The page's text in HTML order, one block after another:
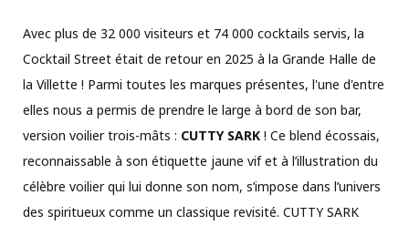
Avec plus de 32 000 visiteurs et 74 000 cocktails servis, la
Cocktail Street était de retour en 2025 à la Grande Halle de
la Villette ! Parmi toutes les marques présentes, l'une d'entre
elles nous a permis de prendre le large à bord de son bar,
version voilier trois-mâts : CUTTY SARK ! Ce blend écossais,
reconnaissable à son étiquette jaune vif et à l’illustration du
célèbre voilier qui lui donne son nom, s’impose dans l’univers
des spiritueux comme un classique revisité. CUTTY SARK